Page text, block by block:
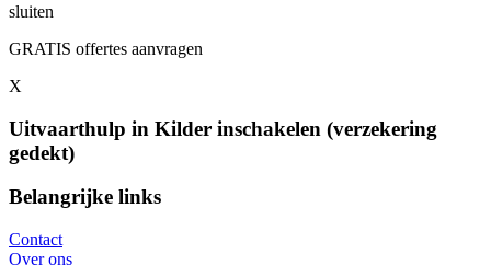
sluiten
GRATIS offertes aanvragen
X
Uitvaarthulp in Kilder inschakelen (verzekering
gedekt)
Belangrijke links
Contact
Over ons